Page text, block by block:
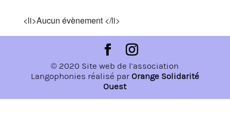
<li>Aucun évènement </li>
© 2020 Site web de l’association
Langophonies réalisé par Orange Solidarité
Ouest